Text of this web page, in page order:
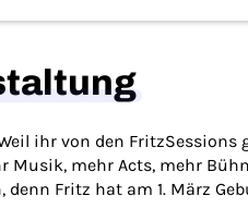
ihr von den
Musik, mehr Acts, mehr
denn Fritz hat am 1. März